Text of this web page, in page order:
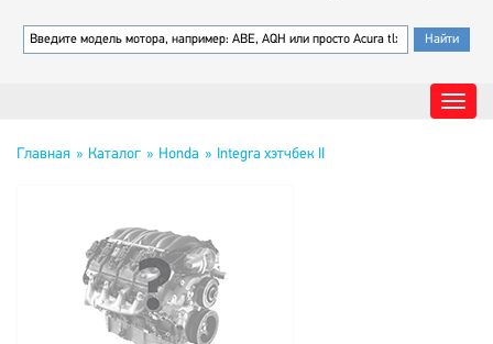
Главная Каталог Honda Integra хэтчбек II